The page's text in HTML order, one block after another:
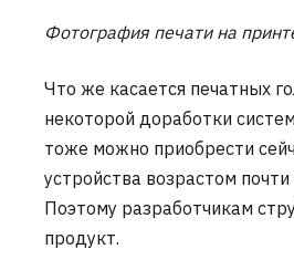
Фотография печати на
Что же касается печатных
некоторой доработки
тоже можно приобрести
устройства возрастом
Поэтому разработчикам
продукт.